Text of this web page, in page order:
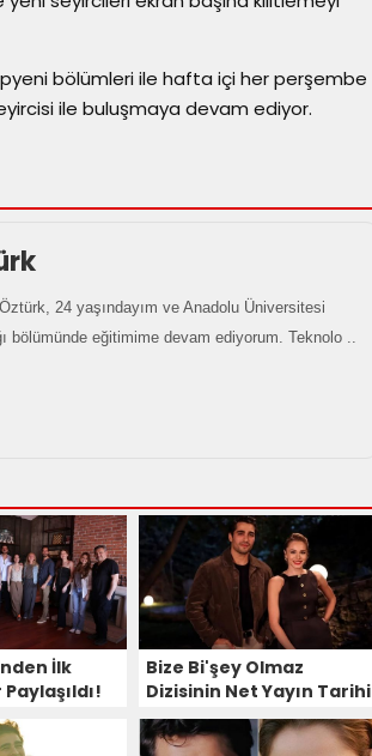
bölümleri ile hafta içi her perşembe
ile buluşmaya devam ediyor.
24 yaşındayım ve Anadolu Üniversitesi
bölümünde eğitimime devam ediyorum. Teknolo ..
İlk
Bize Bi'şey Olmaz
Dizisinin Net Yayın Tarihi
Açıklandı!